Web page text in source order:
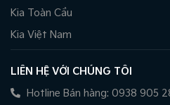
Kia Toàn Cầu
Kia Việt Nam
LIÊN HỆ VỚI CHÚNG TÔI
Hotline Bán hàng: 0938 905